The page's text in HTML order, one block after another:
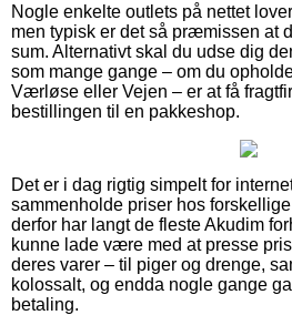
Nogle enkelte outlets på nettet
men typisk er det så præmissen at
sum. Alternativt skal du udse dig
som mange gange – om du
Værløse eller Vejen – er at få
bestillingen til en pakkeshop.
Det er i dag rigtig simpelt for
sammenholde priser hos
derfor har langt de fleste Akudim
kunne lade være med at presse
deres varer – til piger og drenge,
kolossalt, og endda nogle gange
betaling.